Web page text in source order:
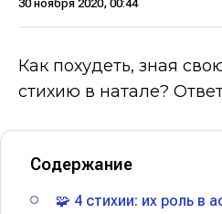
30 ноября 2020, 00:44
Как похудеть, зная
стихию в натале?
Содержание
🧩 4 стихии: их роль в